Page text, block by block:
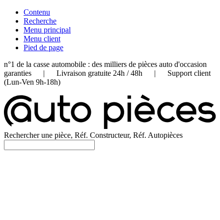
Contenu
Recherche
Menu principal
Menu client
Pied de page
n°1 de la casse automobile : des milliers de pièces auto d'occasion
garanties | Livraison gratuite 24h / 48h | Support client
(Lun-Ven 9h-18h)
Rechercher une pièce, Réf. Constructeur, Réf. Autopièces